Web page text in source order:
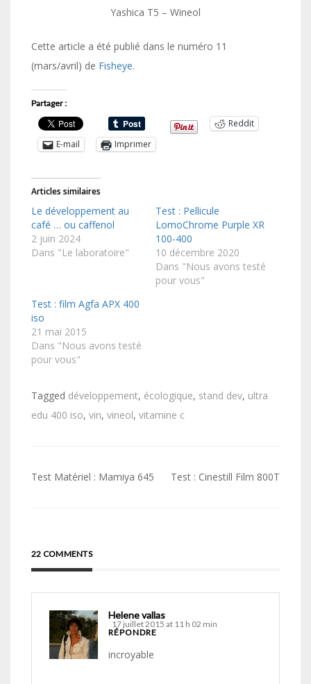
Yashica T5 – Wineol
Cette article a été publié dans le numéro 11
(mars/avril) de Fisheye.
Partager :
Reddit
E-mail
Imprimer
Articles similaires
Le développement au
café … ou caffenol
2 juin 2024
Dans "Le laboratoire"
Test : Pellicule
LomoChrome Purple XR
100-400
10 décembre 2020
Dans "Nous avons testé
pour vous"
Test : film Agfa APX 400
iso
21 mai 2015
Dans "Nous avons testé
pour vous"
Tagged développement, écologique, stand dev, ultra
edu 400 iso, vin, vineol, vitamine c
Navigation
Test Matériel : Mamiya 645 Test : Cinestill Film 800T
22 COMMENTS
Helene vallas
17 juillet 2015 at 11 h 02 min
RÉPONDRE
incroyable